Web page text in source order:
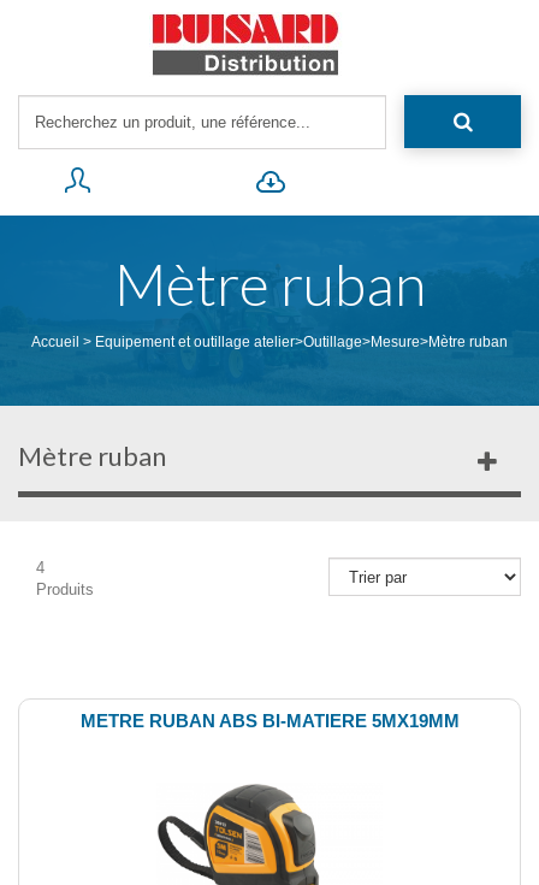
Mètre ruban
Accueil > Equipement et outillage atelier>Outillage>Mesure>Mètre ruban
Mètre ruban
4
Produits
METRE RUBAN ABS BI-MATIERE 5MX19MM